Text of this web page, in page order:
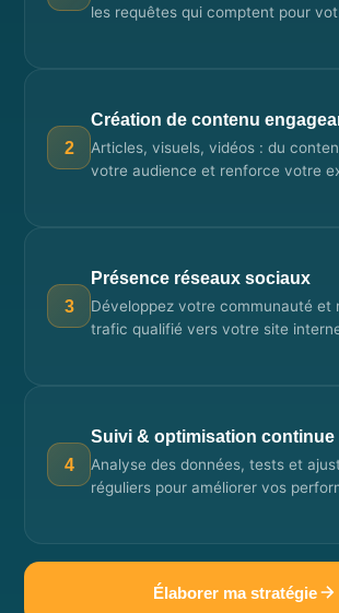
les requêtes qui comptent pour
2
Création de contenu
Articles, visuels, vidéos : du
votre audience et renforce votre
3
Présence réseaux sociaux
Développez votre communauté et
trafic qualifié vers votre site
4
Suivi & optimisation continue
Analyse des données, tests et
réguliers pour améliorer vos
Élaborer ma stratégie